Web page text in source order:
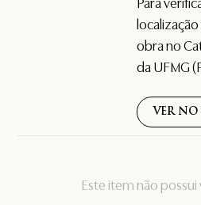
Este item não possui
Para
obra no
da UFMG
VER NO